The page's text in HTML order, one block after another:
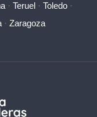
· Teruel· Toledo·
· Zaragoza